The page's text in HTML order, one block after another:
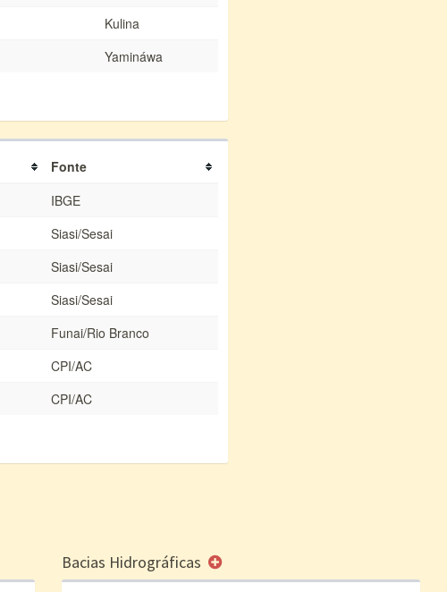
Kulina
Yamináwa
Fonte
IBGE
Siasi/Sesai
Siasi/Sesai
Siasi/Sesai
Funai/Rio Branco
CPI/AC
CPI/AC
Bacias Hidrográficas